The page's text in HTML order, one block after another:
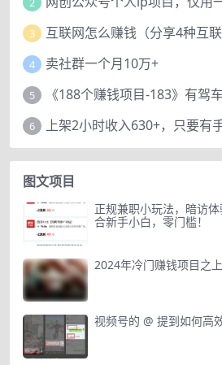
3 互联网怎么赚钱（分享4种互联
4 卖社群一个月10万+
5
6
图文项目
正规兼职小玩法，暗访
合新手小白，零门槛！
2024年冷门赚钱项目之
视频号的 @ 提到如何高